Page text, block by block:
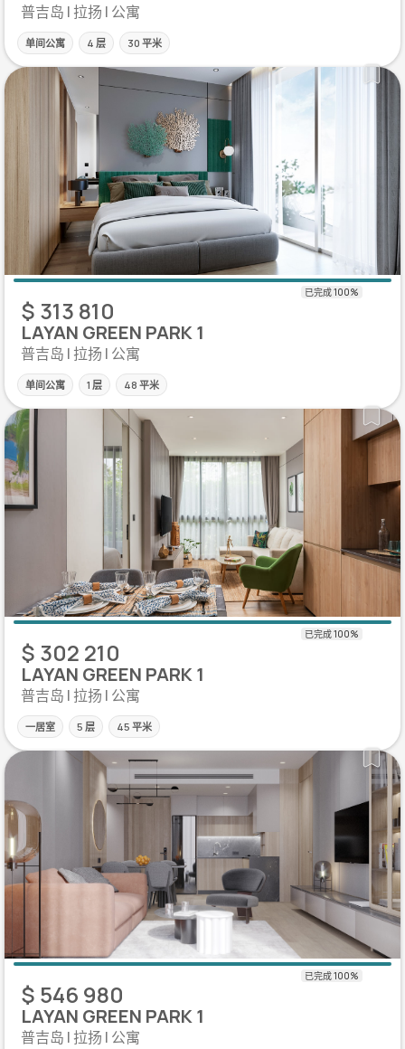
普吉岛 | 拉扬 | 公寓
单间公寓 4 层 30 平米
$ 313 810
LAYAN GREEN PARK 1
普吉岛 | 拉扬 | 公寓
单间公寓 1 层 48 平米
$ 302 210
LAYAN GREEN PARK 1
普吉岛 | 拉扬 | 公寓
一居室 5 层 45 平米
$ 546 980
LAYAN GREEN PARK 1
普吉岛 | 拉扬 | 公寓